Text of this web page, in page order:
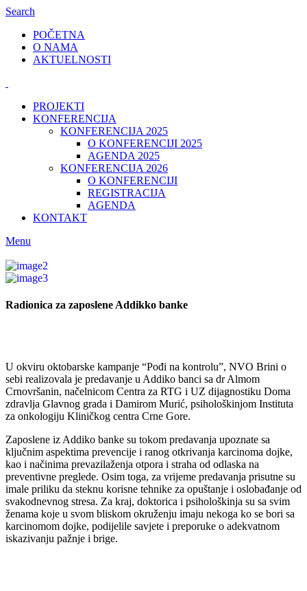
Search
POČETNA
O NAMA
AKTUELNOSTI
PROJEKTI
KONFERENCIJA
KONFERENCIJA 2025
O KONFERENCIJI 2025
AGENDA 2025
KONFERENCIJA 2026
O KONFERENCIJI
REGISTRACIJA
AGENDA
KONTAKT
Menu
Radionica za zaposlene Addikko banke
U okviru oktobarske kampanje “Pođi na kontrolu”, NVO Brini o
sebi realizovala je predavanje u Addiko banci sa dr Almom
Crnovršanin, načelnicom Centra za RTG i UZ dijagnostiku Doma
zdravlja Glavnog grada i Damirom Murić, psihološkinjom Instituta
za onkologiju Kliničkog centra Crne Gore.
Zaposlene iz Addiko banke su tokom predavanja upoznate sa
ključnim aspektima prevencije i ranog otkrivanja karcinoma dojke,
kao i načinima prevazilaženja otpora i straha od odlaska na
preventivne preglede. Osim toga, za vrijeme predavanja prisutne su
imale priliku da steknu korisne tehnike za opuštanje i oslobađanje od
svakodnevnog stresa. Za kraj, doktorica i psihološkinja su sa svim
ženama koje u svom bliskom okruženju imaju nekoga ko se bori sa
karcinomom dojke, podijelile savjete i preporuke o adekvatnom
iskazivanju pažnje i brige.